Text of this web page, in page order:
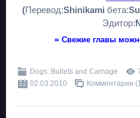
(Перевод:Shinikami бета:
Эдитор:
= Свежие главы
Dogs: Bullets and Carnage
02.03.2010
Комментарии